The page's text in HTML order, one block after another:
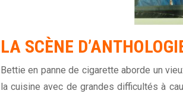
LA SCÈNE
Bettie en panne de cigarette aborde un
la cuisine avec de grandes difficultés à